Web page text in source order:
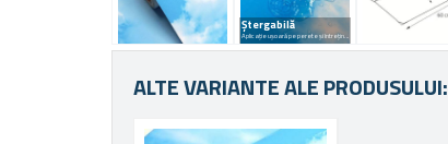
Ștergabilă
Aplicație ușoară pe perete și întreținere ușoară
ALTE VARIANTE ALE PRODUSULUI: